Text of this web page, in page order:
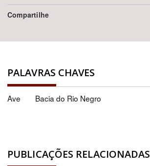
Compartilhe
PALAVRAS CHAVES
Ave Bacia do Rio Negro
PUBLICAÇÕES RELACIONADAS